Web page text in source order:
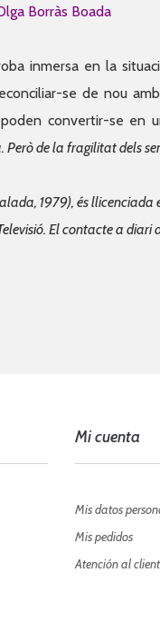
Borràs Boada
inmersa en la
se de nou
convertir-se en
Però de la fragilitat dels
1979), és
El contacte a diari
Mi cuenta
Mis datos
Mis pedidos
Atención al